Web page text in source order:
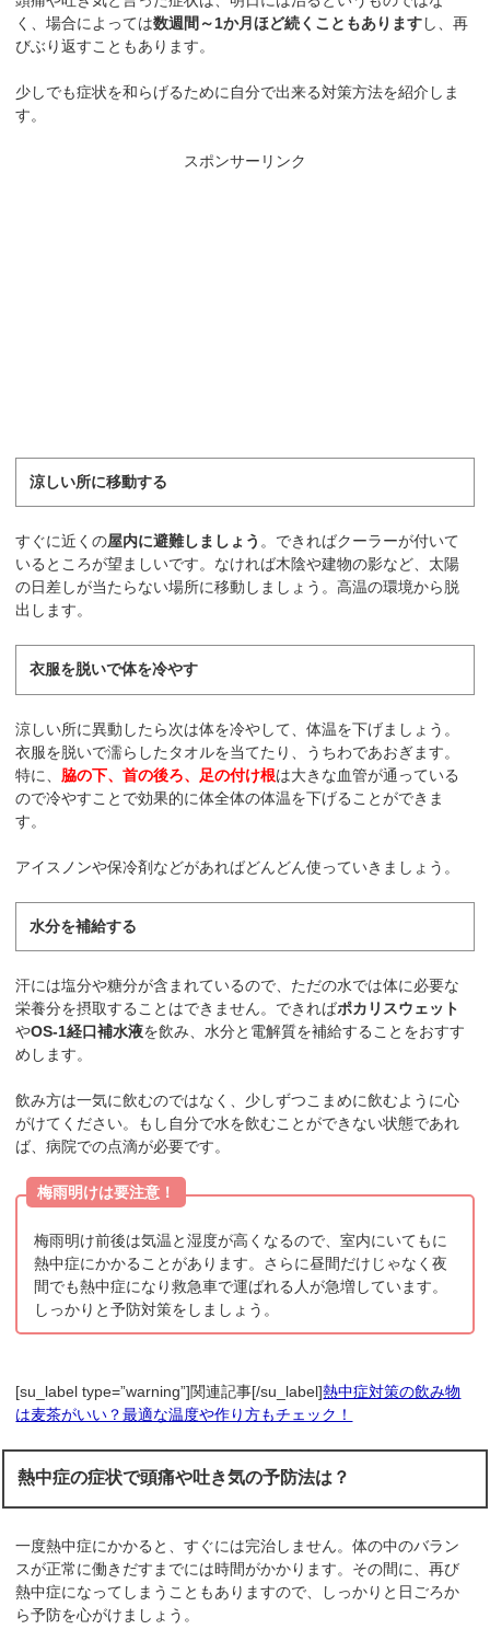
く、場合によっては数週間～1か月ほど続くこともありますし、再
びぶり返すこともあります。
少しでも症状を和らげるために自分で出来る対策方法を紹介しま
す。
スポンサーリンク
涼しい所に移動する
すぐに近くの屋内に避難しましょう 。できればクーラーが付いて
いるところが望ましいです。なければ木陰や建物の影など、太陽
の日差しが当たらない場所に移動しましょう。高温の環境から脱
出します。
衣服を脱いで体を冷やす
涼しい所に異動したら次は体を冷やして、体温を下げましょう。
衣服を脱いで濡らしたタオルを当てたり、うちわであおぎます。
特に、 脇の下、首の後ろ、足の付け根は大きな血管が通っている
ので冷やすことで効果的に体全体の体温を下げることができま
す。
アイスノンや保冷剤などがあればどんどん使っていきましょう。
水分を補給する
汗には塩分や糖分が含まれているので、ただの水では体に必要な
栄養分を摂取することはできません。できればポカリスウェット
やOS-1経口補水液を飲み、水分と電解質を補給することをおすす
めします。
飲み方は一気に飲むのではなく、少しずつこまめに飲むように心
がけてください。もし自分で水を飲むことができない状態であれ
ば、病院での点滴が必要です。
梅雨明けは要注意！
梅雨明け前後は気温と湿度が高くなるので、室内にいてもに
熱中症にかかることがあります。さらに昼間だけじゃなく夜
間でも熱中症になり救急車で運ばれる人が急増しています。
しっかりと予防対策をしましょう。
[su_label type=”warning”]関連記事[/su_label]熱中症対策の飲み物
は麦茶がいい？最適な温度や作り方もチェック！
熱中症の症状で頭痛や吐き気の予防法は？
一度熱中症にかかると、すぐには完治しません。体の中のバラン
スが正常に働きだすまでには時間がかかります。その間に、再び
熱中症になってしまうこともありますので、しっかりと日ごろか
ら予防を心がけましょう。